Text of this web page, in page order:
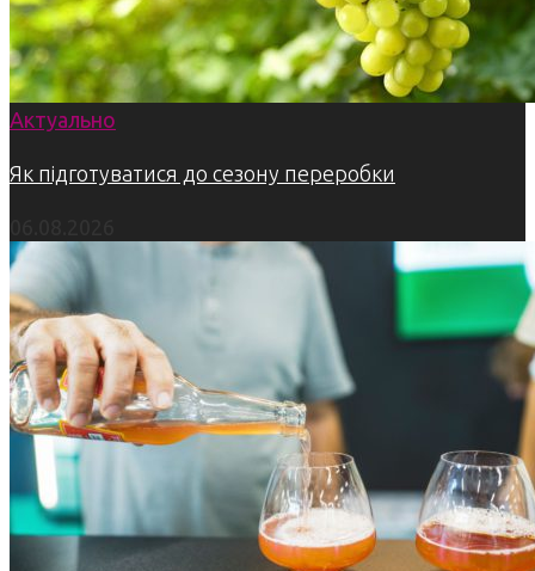
Актуально
Як підготуватися до сезону переробки